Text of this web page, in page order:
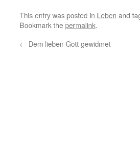
This entry was posted in Leben and
Bookmark thepermalink.
← Dem lieben Gott gewidmet